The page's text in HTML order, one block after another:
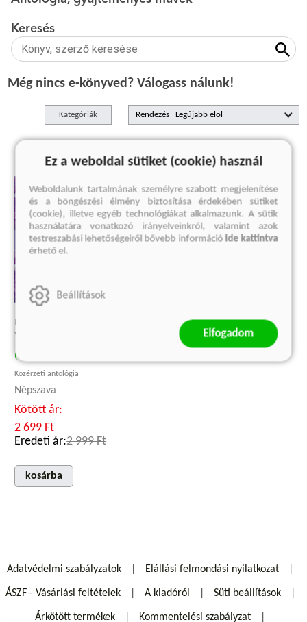
Keresés
Még nincs e-könyved? Válogass nálunk!
Kategóriák Rendezés
MINTHA FÉLISTENEK
VILÁGÁBAN ÉLNÉNK
(E-könyv)
Közérzeti antológia
Népszava
Kötött ár:
2 699 Ft
Eredeti ár:2 999 Ft
kosárba
Adatvédelmi szabályzatok Elállási felmondási nyilatkozat
ÁSZF - Vásárlási feltételek A kiadóról Süti beállítások
Árkötött termékek Kommentelési szabályzat
Ez a weboldal sütiket (cookie) használ
Weboldalunk tartalmának személyre szabott megjelenítése
és a böngészési élmény biztosítása érdekében sütiket
(cookie), illetve egyéb technológiákat alkalmazunk. A sütik
használatára vonatkozó irányelveinkről, valamint azok
testreszabási lehetőségeiről bővebb információ ide kattintva
érhető el.
Beállítások
Elfogadom